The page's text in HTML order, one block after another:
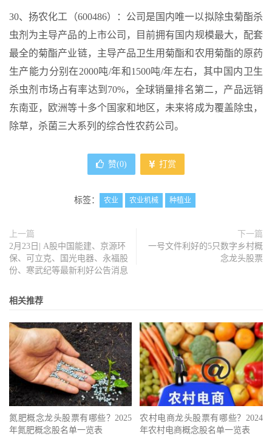
30、扬农化工（600486）：公司是国内唯一以拟除虫菊酯杀
虫剂为主导产品的上市公司，目前拥有国内规模最大，配套
最全的菊酯产业链，主导产品卫生用菊酯和农用菊酯的原药
生产能力分别在2000吨/年和1500吨/年左右，其中国内卫生
杀虫剂市场占有率达到70%，全球销量排名第二，产品远销
东南亚，欧洲等十多个国家和地区，未来将成为覆盖除虫，
除草，杀菌三大系列的综合性农药公司。
赞(0) 打赏
标签： 农业 农业机械 种植业
上一篇
2月23日| A股中国能建、京源环
保、可立克、国光电器、永福股
份、寒武纪等最新利好公告消息
下一篇
一号文件利好的5只数字乡村概
念龙头股票
相关推荐
氮肥概念龙头股票有哪些？2025
年氮肥概念股名单一览表
农村电商龙头股票有哪些？2024
年农村电商概念股名单一览表